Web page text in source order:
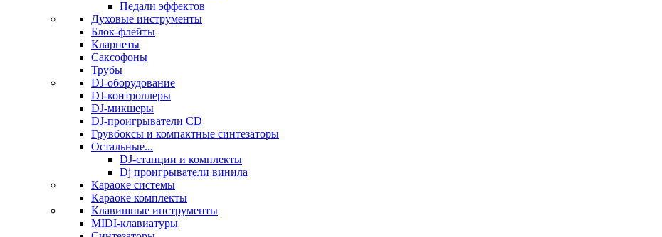
Педали эффектов
Духовые инструменты
Блок-флейты
Кларнеты
Саксофоны
Трубы
DJ-оборудование
DJ-контроллеры
DJ-микшеры
DJ-проигрыватели CD
Грувбоксы и компактные синтезаторы
Остальные...
DJ-станции и комплекты
Dj проигрыватели винила
Караоке системы
Караоке комплекты
Клавишные инструменты
MIDI-клавиатуры